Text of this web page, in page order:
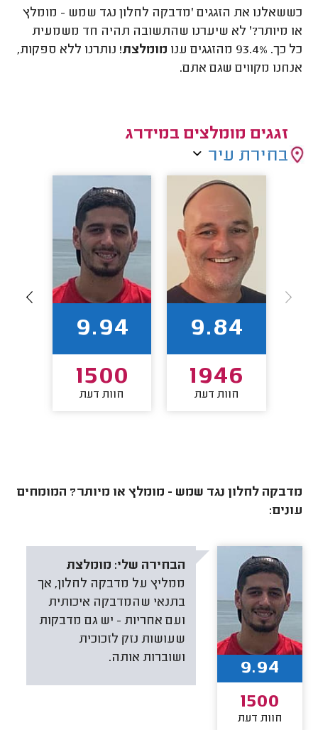
כששאלנו את הזגגים 'מדבקה לחלון נגד שמש - מומלץ
או מיותר?' לא שיערנו שהתשובה תהיה חד משמעית
כל כך. 93.4% מהזגגים ענו
מומלצת! נותרנו ללא ספקות,
אנחנו מקווים שגם אתם.
זגגים מומלצים במידרג
בחירת עיר
9.84
1946
חוות דעת
9.94
1500
חוות דעת
מדבקה לחלון נגד שמש - מומלץ או מיותר? המומחים
עונים:
הבחירה שלי: מומלצת
ממליץ על מדבקה לחלון, אך
בתנאי שהמדבקה איכותית
ועם אחריות - יש גם מדבקות
שעושות נזק לזכוכית
ושוברות אותה.
9.94
1500
חוות דעת